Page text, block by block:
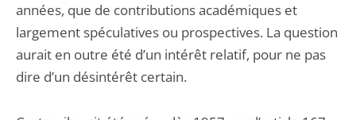
années, que de contributions académiques et
largement spéculatives ou prospectives. La question
aurait en outre été d’un intérêt relatif, pour ne pas
dire d’un désintérêt certain.